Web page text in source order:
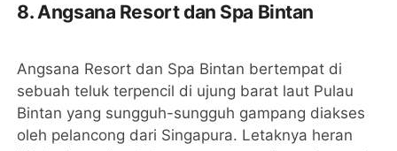
8. Angsana Resort dan Spa Bintan
Angsana Resort dan Spa Bintan bertempat di
sebuah teluk terpencil di ujung barat laut Pulau
Bintan yang sungguh-sungguh gampang diakses
oleh pelancong dari Singapura. Letaknya heran